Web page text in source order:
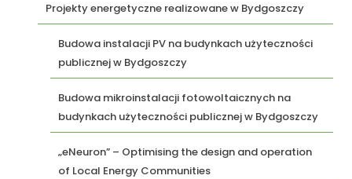
Projekty energetyczne realizowane w Bydgoszczy
Budowa instalacji PV na budynkach użyteczności
publicznej w Bydgoszczy
Budowa mikroinstalacji fotowoltaicznych na
budynkach użyteczności publicznej w Bydgoszczy
„eNeuron” – Optimising the design and operation
of Local Energy Communities